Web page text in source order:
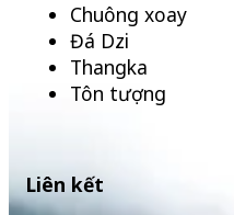
Chuông xoay
Đá Dzi
Thangka
Tôn tượng
Liên kết